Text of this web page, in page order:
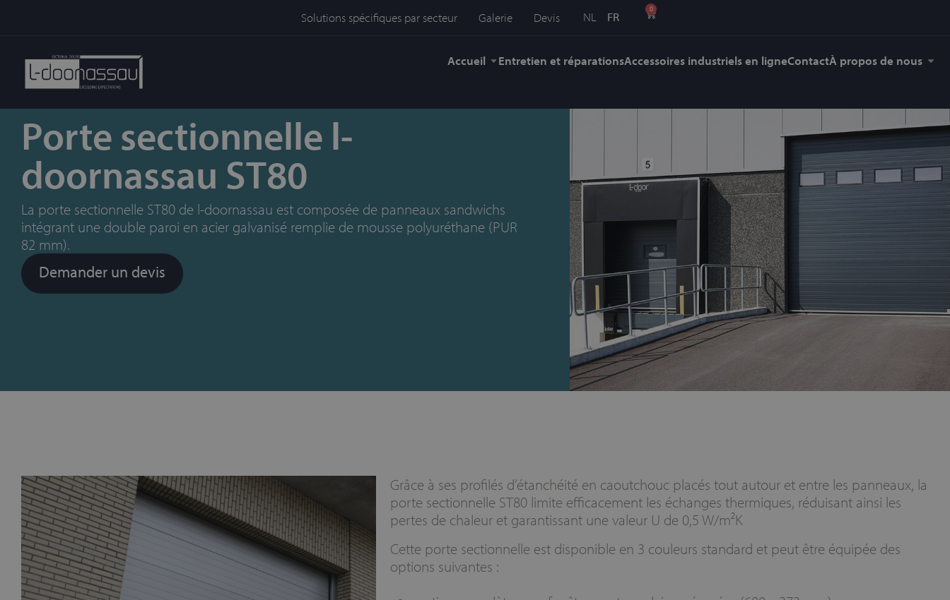
Solutions spécifiques par secteur Galerie Devis NL FR
0
Accueil Entretien et réparationsAccessoires industriels en ligneContactÀ propos de nous
Porte sectionnelle l-
doornassau ST80
La porte sectionnelle ST80 de l-doornassau est composée de panneaux sandwichs
intégrant une double paroi en acier galvanisé remplie de mousse polyuréthane (PUR
82 mm).
Demander un devis
Grâce à ses profilés d’étanchéité en caoutchouc placés tout autour et entre les panneaux, la
porte sectionnelle ST80 limite efficacement les échanges thermiques, réduisant ainsi les
pertes de chaleur et garantissant une valeur U de 0,5 W/m²K
Cette porte sectionnelle est disponible en 3 couleurs standard et peut être équipée des
options suivantes :